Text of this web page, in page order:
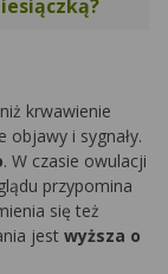
krwawienie
i sygnały.
. W czasie owulacji
przypomina
się też
jest wyższa o